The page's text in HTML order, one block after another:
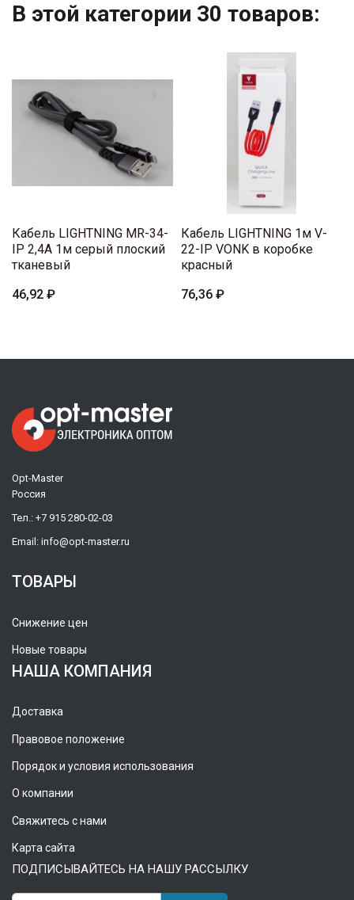
В этой категории 30 товаров:
Кабель LIGHTNING MR-34-
IP 2,4A 1м серый плоский
тканевый
46,92 ₽
Кабель LIGHTNING 1м V-
22-IP VONK в коробке
красный
76,36 ₽
Opt-Master
Россия
Тел.: +7 915 280-02-03
Email: info@opt-master.ru
ТОВАРЫ
Снижение цен
Новые товары
НАША КОМПАНИЯ
Доставка
Правовое положение
Порядок и условия использования
О компании
Свяжитесь с нами
Карта сайта
ПОДПИСЫВАЙТЕСЬ НА НАШУ РАССЫЛКУ